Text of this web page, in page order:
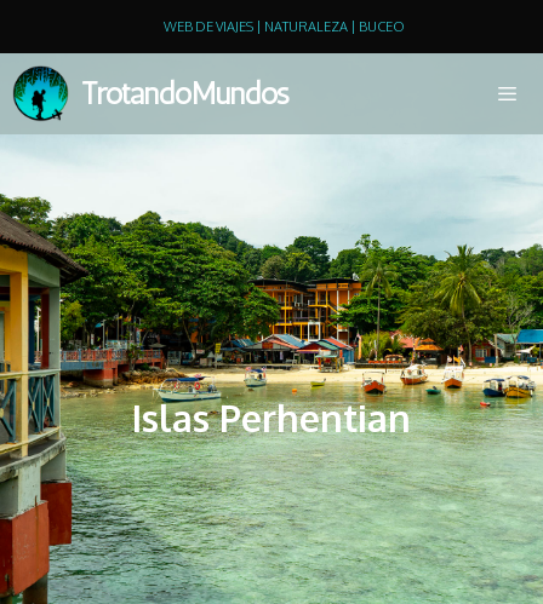
WEB DE VIAJES | NATURALEZA | BUCEO
TrotandoMundos
Islas Perhentian